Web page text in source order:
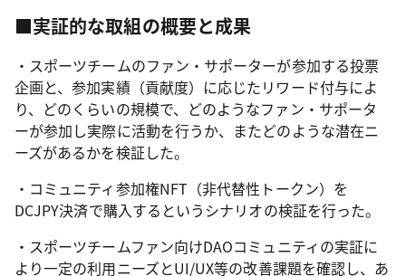
■実証的な取組の概要と成果
・スポーツチームのファン・サポーターが参加する投票
企画と、参加実績（貢献度）に応じたリワード付与によ
り、どのくらいの規模で、どのようなファン・サポータ
ーが参加し実際に活動を行うか、またどのような潜在ニ
ーズがあるかを検証した。
・コミュニティ参加権NFT（非代替性トークン）を
DCJPY決済で購入するというシナリオの検証を行った。
・スポーツチームファン向けDAOコミュニティの実証に
より一定の利用ニーズとUI/UX等の改善課題を確認し、あ